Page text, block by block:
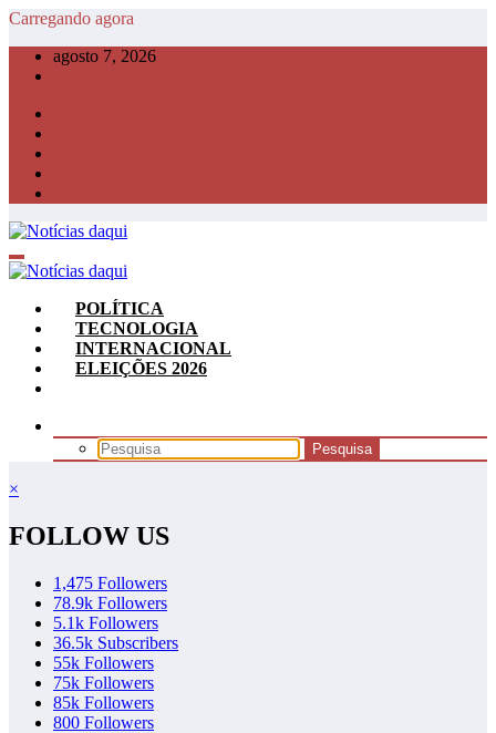
Pular
conteúdo
Carregando agora
agosto 7, 2026
POLÍTICA
TECNOLOGIA
INTERNACIONAL
ELEIÇÕES 2026
×
FOLLOW US
1,475 Followers
78.9k Followers
5.1k Followers
36.5k Subscribers
55k Followers
75k Followers
85k Followers
800 Followers